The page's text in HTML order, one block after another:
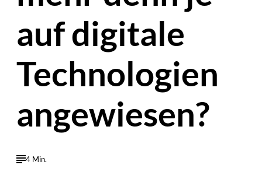
auf digitale
Technologien
angewiesen?
4 Min.